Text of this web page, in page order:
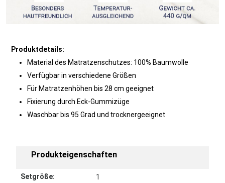
Produktdetails:
Material des Matratzenschutzes: 100% Baumwolle
Verfügbar in verschiedene Größen
Für Matratzenhöhen bis 28 cm geeignet
Fixierung durch Eck-Gummizüge
Waschbar bis 95 Grad und trocknergeeignet
Produkteigenschaften
Setgröße:
1